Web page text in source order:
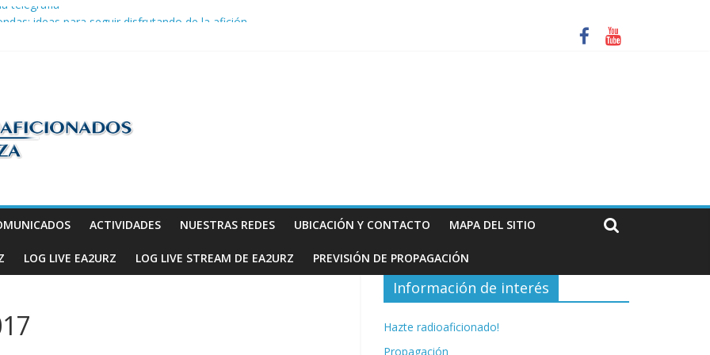
telegrafía
ACTIVIDADES NUESTRAS REDES UBICACIÓN Y CONTACTO MAPA DEL SITIO
LOG LIVE EA2URZ LOG LIVE STREAM DE EA2URZ PREVISIÓN DE PROPAGACIÓN
Información de interés
Hazte radioaficionado!
Propagación